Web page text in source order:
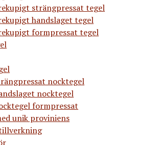
strängpressat tegel
handslaget tegel
formpressat tegel
nocktegel
nocktegel
formpressat
unik proviniens